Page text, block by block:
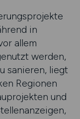
in
allem
werden,
sanieren, liegt
Regionen
und